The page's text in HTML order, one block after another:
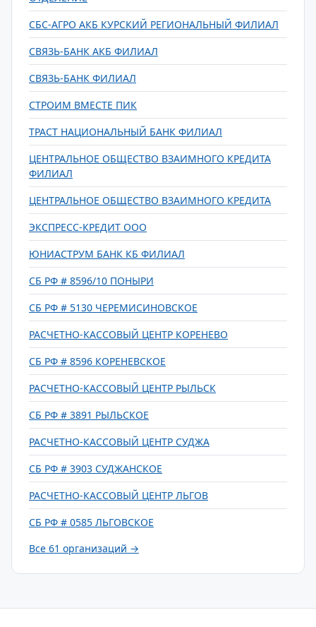
СБС-АГРО АКБ КУРСКИЙ РЕГИОНАЛЬНЫЙ ФИЛИАЛ
СВЯЗЬ-БАНК АКБ ФИЛИАЛ
СВЯЗЬ-БАНК ФИЛИАЛ
СТРОИМ ВМЕСТЕ ПИК
ТРАСТ НАЦИОНАЛЬНЫЙ БАНК ФИЛИАЛ
ЦЕНТРАЛЬНОЕ ОБЩЕСТВО ВЗАИМНОГО КРЕДИТА
ФИЛИАЛ
ЦЕНТРАЛЬНОЕ ОБЩЕСТВО ВЗАИМНОГО КРЕДИТА
ЭКСПРЕСС-КРЕДИТ ООО
ЮНИАСТРУМ БАНК КБ ФИЛИАЛ
СБ РФ # 8596/10 ПОНЫРИ
СБ РФ # 5130 ЧЕРЕМИСИНОВСКОЕ
РАСЧЕТНО-КАССОВЫЙ ЦЕНТР КОРЕНЕВО
СБ РФ # 8596 КОРЕНЕВСКОЕ
РАСЧЕТНО-КАССОВЫЙ ЦЕНТР РЫЛЬСК
СБ РФ # 3891 РЫЛЬСКОЕ
РАСЧЕТНО-КАССОВЫЙ ЦЕНТР СУДЖА
СБ РФ # 3903 СУДЖАНСКОЕ
РАСЧЕТНО-КАССОВЫЙ ЦЕНТР ЛЬГОВ
СБ РФ # 0585 ЛЬГОВСКОЕ
Все 61 организаций →